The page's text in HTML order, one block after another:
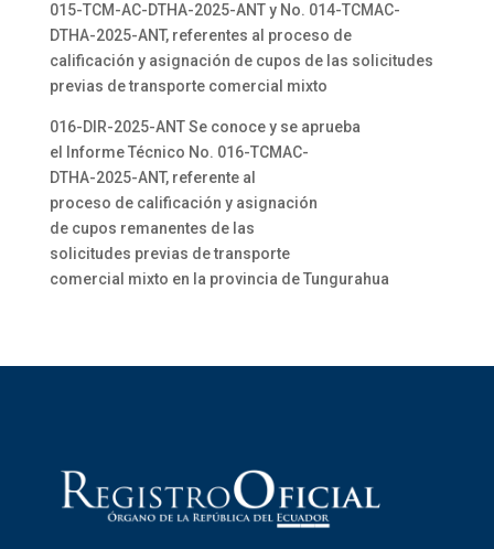
015-TCM-AC-DTHA-2025-ANT y No. 014-TCMAC-
DTHA-2025-ANT, referentes al proceso de
calificación y asignación de cupos de las solicitudes
previas de transporte comercial mixto
016-DIR-2025-ANT Se conoce y se aprueba
el Informe Técnico No. 016-TCMAC-
DTHA-2025-ANT, referente al
proceso de calificación y asignación
de cupos remanentes de las
solicitudes previas de transporte
comercial mixto en la provincia de Tungurahua